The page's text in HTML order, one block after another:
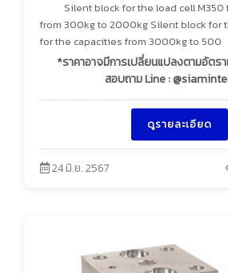
Silent block for the load cell
from 300kg to 2000kg Silent block for
for the capacities from 3000kg to 500
*ราคาอาจมีการเปลี่ยนแปลงตามอัตร
สอบถาม Line :
ดูรายละเอียด
24 มิ.ย. 2567